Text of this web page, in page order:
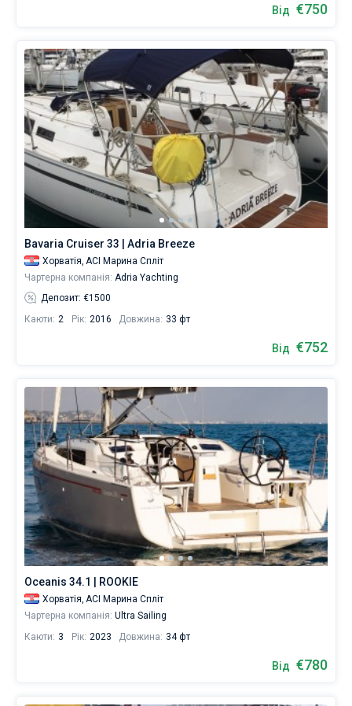
Від €750
Bavaria Cruiser 33 | Adria Breeze
Хорватія, ACI Марина Спліт
Чартерна компанія: Adria Yachting
Депозит: €1500
Каюти: 2 Рік: 2016 Довжина: 33 фт
Від €752
Oceanis 34.1 | ROOKIE
Хорватія, ACI Марина Спліт
Чартерна компанія: Ultra Sailing
Каюти: 3 Рік: 2023 Довжина: 34 фт
Від €780